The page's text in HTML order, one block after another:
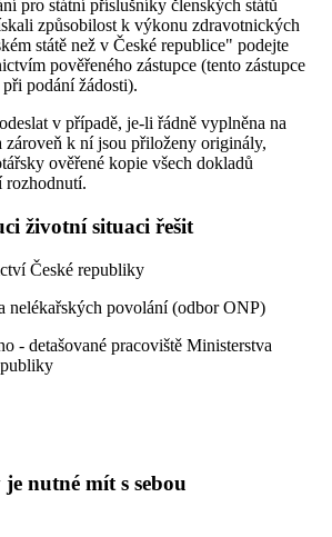
pro státní příslušníky členských států
způsobilost k výkonu zdravotnických
státě než v České republice" podejte
pověřeného zástupce (tento zástupce
podání žádosti).
v případě, je-li řádně vyplněna na
k ní jsou přiloženy originály,
ověřené kopie všech dokladů
rozhodnutí.
životní situaci řešit
České republiky
nelékařských povolání (odbor ONP)
- detašované pracoviště Ministerstva
nutné mít s sebou